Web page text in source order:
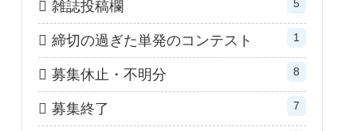
雑誌投稿欄 5
締切の過ぎた単発のコンテスト 1
募集休止・不明分 8
募集終了 7